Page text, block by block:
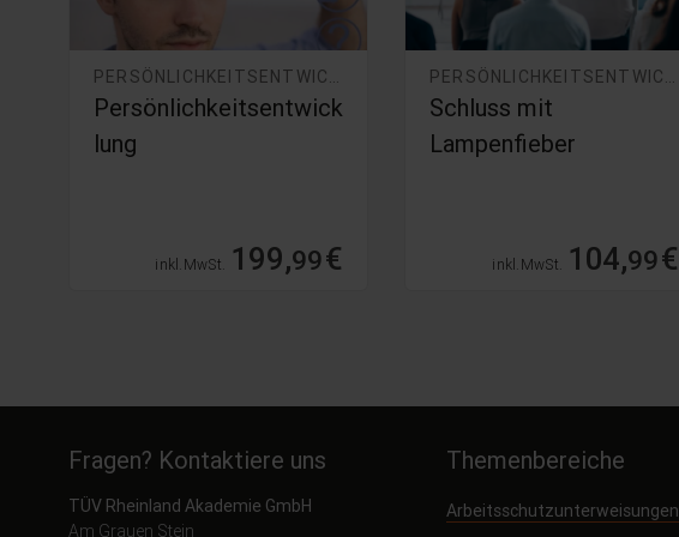
Persönlichkeitsentwick
lung
inkl. MwSt. 199,99€
Schluss mit
Lampenfieber
inkl. MwSt. 104,99€
Fragen? Kontaktiere uns
TÜV Rheinland Akademie GmbH
Am Grauen Stein
Themenbereiche
Arbeitsschutzunterweisungen